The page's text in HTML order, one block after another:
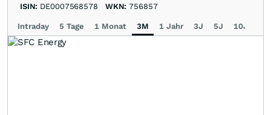
ISIN: DE0007568578 WKN: 756857
Intraday 5 Tage 1 Monat 3M 1 Jahr 3J 5J 10J